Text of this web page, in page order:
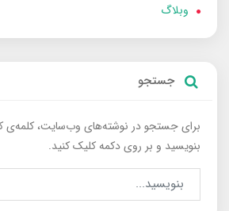
وبلاگ
جستجو
برای جستجو در نوشته‌های وب‌سایت، کلمه‌ی
بنویسید و بر روی دکمه کلیک کنید.